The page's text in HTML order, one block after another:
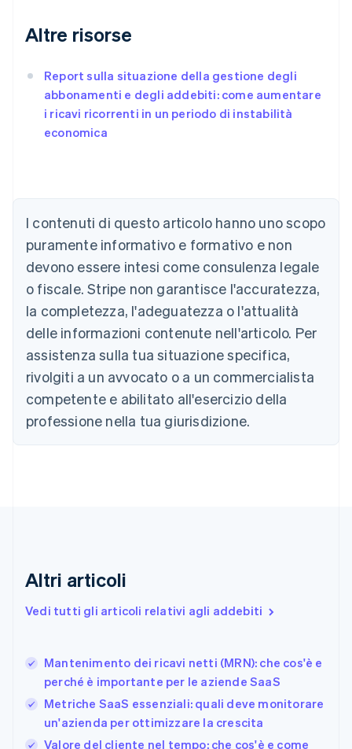
Altre risorse
Report sulla situazione della gestione degli
abbonamenti e degli addebiti: come aumentare
i ricavi ricorrenti in un periodo di instabilità
economica
I contenuti di questo articolo hanno uno scopo
puramente informativo e formativo e non
devono essere intesi come consulenza legale
o fiscale. Stripe non garantisce l'accuratezza,
la completezza, l'adeguatezza o l'attualità
delle informazioni contenute nell'articolo. Per
assistenza sulla tua situazione specifica,
rivolgiti a un avvocato o a un commercialista
competente e abilitato all'esercizio della
professione nella tua giurisdizione.
Altri articoli
Vedi tutti gli articoli relativi agli addebiti
Mantenimento dei ricavi netti (MRN): che cos'è e
perché è importante per le aziende SaaS
Metriche SaaS essenziali: quali deve monitorare
un'azienda per ottimizzare la crescita
Valore del cliente nel tempo: che cos'è e come
English
Austria
Deutsch English
Belgio
NederlandsFrançaisDeutschEnglish
PortuguêsEnglish
Bulgaria
English
Canada
English Français
Cina continentale
Cipro
English
EnglishSvenska
FrançaisEnglish
Giappone
日本語English
English
Grecia
English